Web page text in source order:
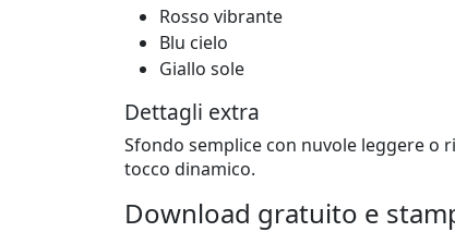
Rosso vibrante
Blu cielo
Giallo sole
Dettagli extra
Sfondo semplice con nuvole leggere o
tocco dinamico.
Download gratuito e